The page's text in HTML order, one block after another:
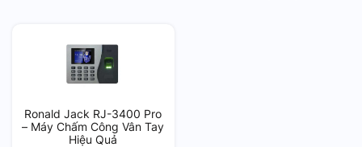
Ronald Jack RJ-3400 Pro
– Máy Chấm Công Vân Tay
Hiệu Quả